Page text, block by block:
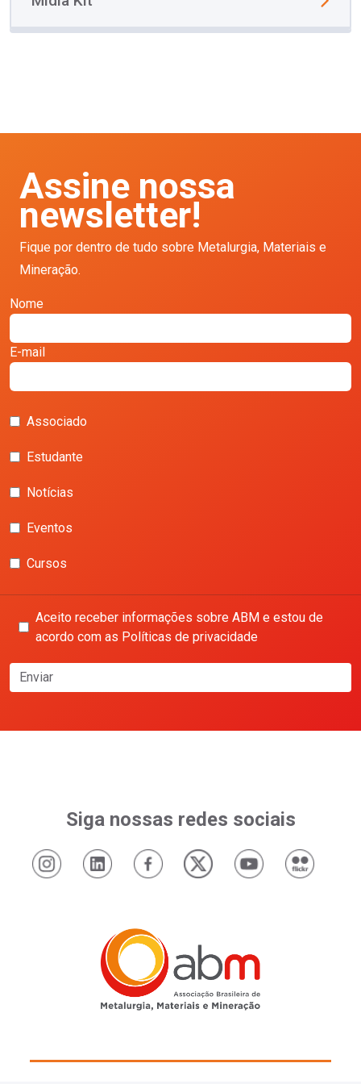
Assine nossa
newsletter!
Fique por dentro de tudo sobre Metalurgia, Materiais e
Mineração.
Nome
E-mail
Associado
Estudante
Notícias
Eventos
Cursos
Aceito receber informações sobre ABM e estou de
acordo com as Políticas de privacidade
Enviar
Siga nossas redes sociais